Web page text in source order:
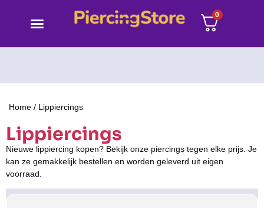
0
Home / Lippiercings
Lippiercings
Nieuwe lippiercing kopen? Bekijk onze piercings tegen elke prijs. Je
kan ze gemakkelijk bestellen en worden geleverd uit eigen
voorraad.